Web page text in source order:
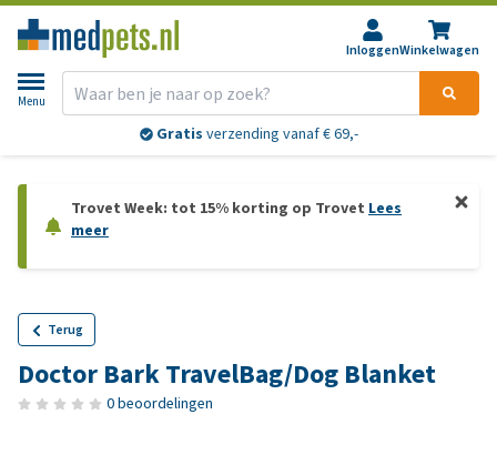
InloggenWinkelwagen
Menu
Gratis verzending vanaf € 69,-
Trovet Week: tot 15% korting op Trovet Lees
meer
Terug
Doctor Bark TravelBag/Dog Blanket
0 beoordelingen